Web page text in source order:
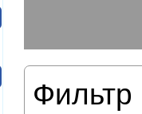
Фильтр